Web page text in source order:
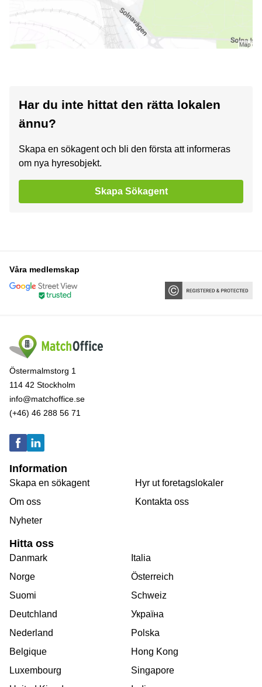
Har du inte hittat den rätta lokalen
ännu?
Skapa en sökagent och bli den första att informeras
om nya hyresobjekt.
Skapa Sökagent
Våra medlemskap
Östermalmstorg 1
114 42 Stockholm
info@matchoffice.se
(+46) 46 288 56 71
Information
Skapa en sökagent
Om oss
Nyheter
Hyr ut foretagslokaler
Kontakta oss
Hitta oss
Danmark
Norge
Suomi
Deutchland
Nederland
Belgique
Luxembourg
Italia
Österreich
Schweiz
Україна
Polska
Hong Kong
Singapore